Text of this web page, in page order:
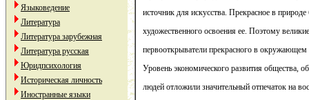
Языковедение
Литература
Литература зарубежная
Литература русская
Юридпсихология
Историческая личность
Иностранные языки
источник для искусства. Прекрасное в
художественного освоения ее. Поэтому
первооткрыватели прекрасного в
Уровень экономического развития общества,
людей отложили значительный отпечаток на